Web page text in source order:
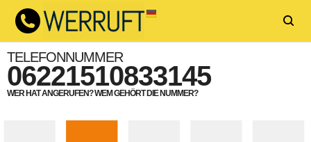
TELEFONNUMMER
06221510833145
WER HAT ANGERUFEN? WEM GEHÖRT DIE NUMMER?